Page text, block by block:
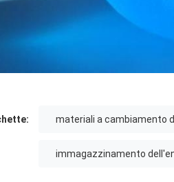
materiali a cambiamento
immagazzinamento